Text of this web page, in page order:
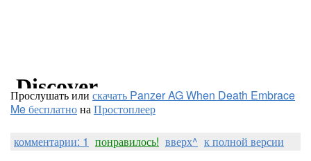
Прослушать или скачать Panzer AG When Death Embrace
Me бесплатнонаПростоплеер
комментарии: 1 понравилось! вверх^ к полной версии